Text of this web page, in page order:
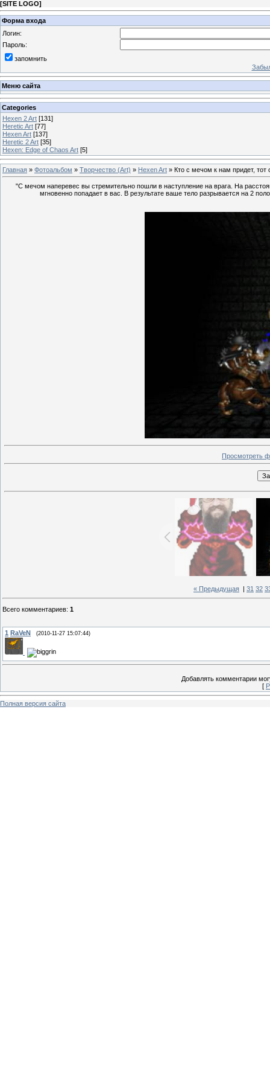
[SITE LOGO]
Форма входа
Логин:
Пароль:
запомнить
Меню сайта
Categories
Hexen 2 Art [131]
Heretic Art [77]
Hexen Art [137]
Heretic 2 Art [35]
Hexen: Edge of Chaos Art [5]
Главная » Фотоальбом » Творчество (Art) » Hexen Art » Кто с мечом к нам придет, тот
"С мечом наперевес вы стремительно пошли в наступление на врага. На
мгновенно попадает в вас. В результате ваше тело разрывается на 2
Просмотреть
« Предыдущая 31 32
Всего комментариев: 1
1 RaVeN (2010-11-27 15:07:44)
Добавлять комментарии
[
Полная версия сайта